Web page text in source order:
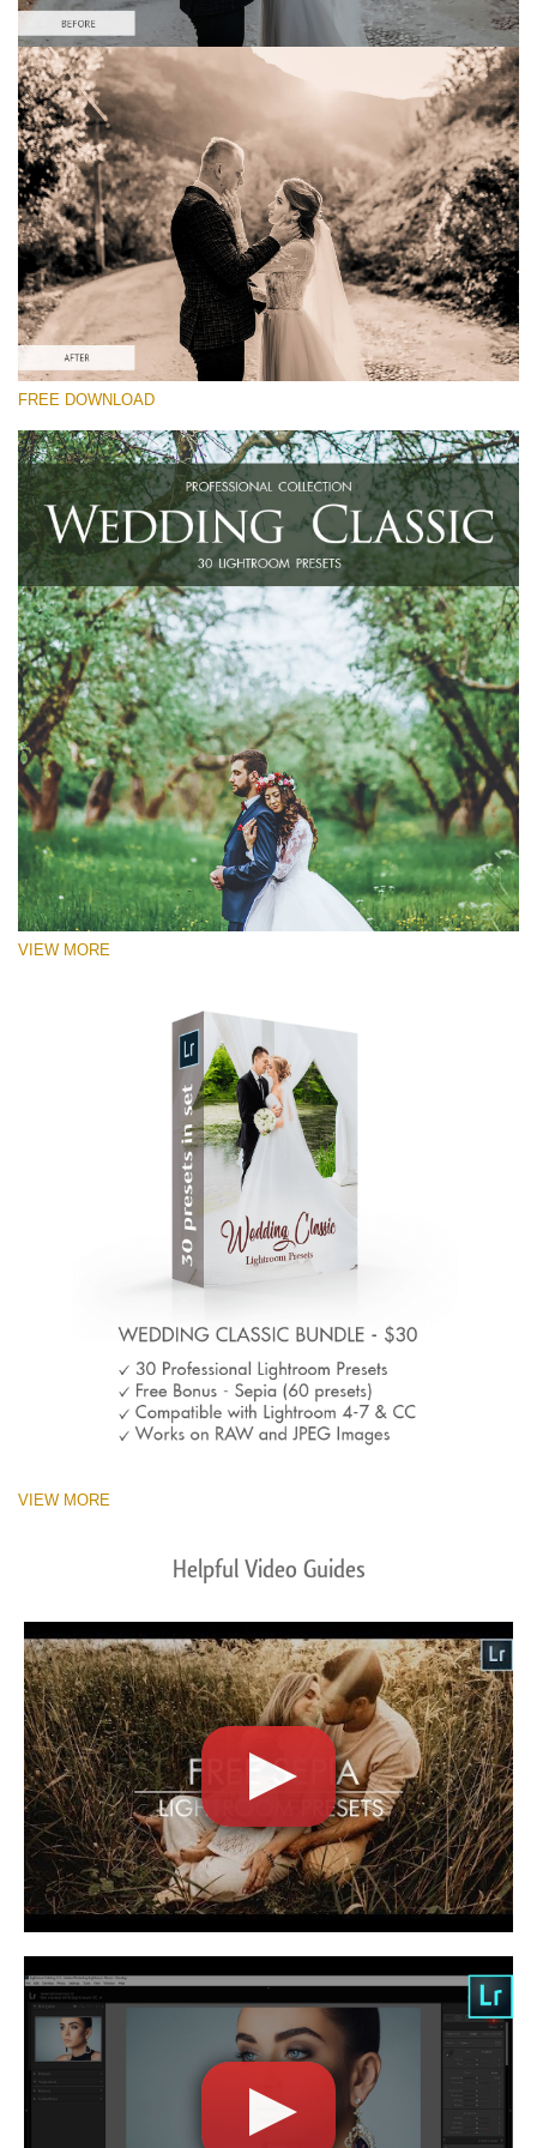
Xin hãy lựa chọn
Free Sepia Lightroom Preset #20
Wedding Classic
(30 Lr Presets)
Wedding Collection
(400 Lr Presets)
Must-Have Collection
(1432 Lr Presets)
Tải xuống miễn phí
FREE DOWNLOAD
VIEW MORE
VIEW MORE
Helpful Video Guides